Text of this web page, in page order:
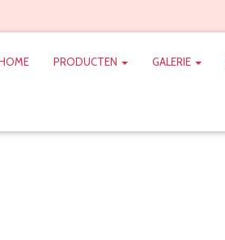
PRODUCTEN GALERIE